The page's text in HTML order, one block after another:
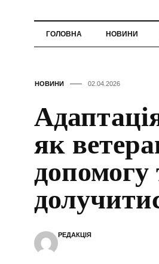
ГОЛОВНА НОВИНИ
НОВИНИ 02.04.2026
як
допомогу
РЕДАКЦІЯ